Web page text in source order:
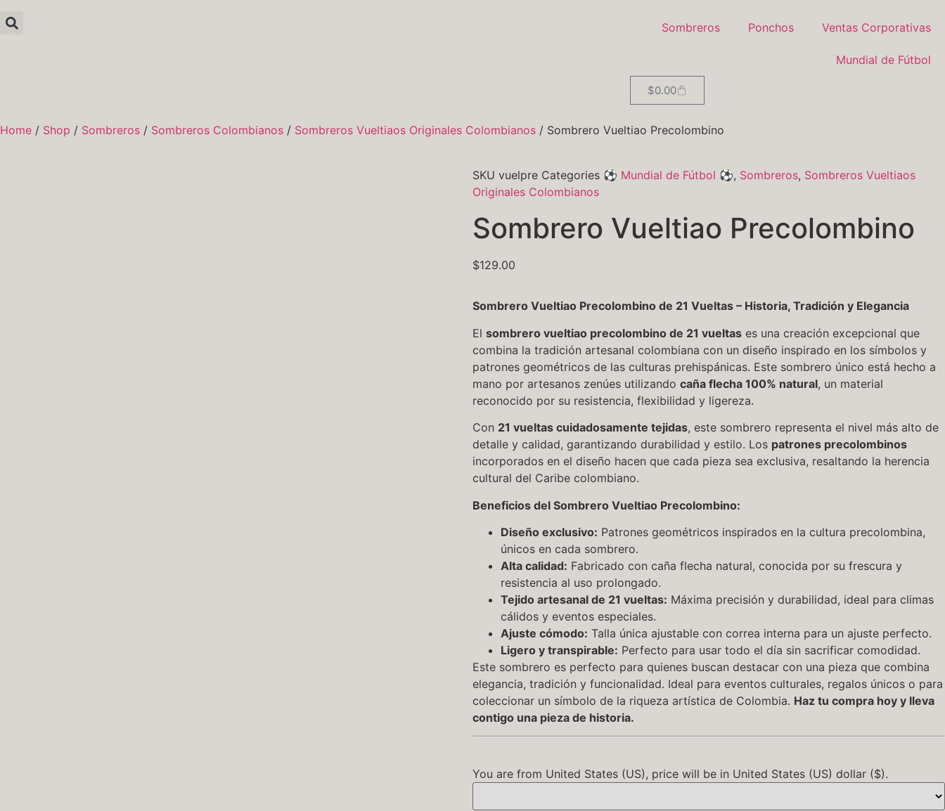
Sombreros Ponchos Ventas Corporativas
Mundial de Fútbol
$0.00
Home / Shop / Sombreros / Sombreros Colombianos / Sombreros Vueltiaos Originales Colombianos / Sombrero Vueltiao Precolombino
SKU vuelpre Categories ⚽ Mundial de Fútbol ⚽, Sombreros, Sombreros Vueltiaos
Originales Colombianos
Sombrero Vueltiao Precolombino
$129.00
Sombrero Vueltiao Precolombino de 21 Vueltas – Historia, Tradición y Elegancia
El sombrero vueltiao precolombino de 21 vueltas es una creación excepcional que
combina la tradición artesanal colombiana con un diseño inspirado en los símbolos y
patrones geométricos de las culturas prehispánicas. Este sombrero único está hecho a
mano por artesanos zenúes utilizando caña flecha 100% natural, un material
reconocido por su resistencia, flexibilidad y ligereza.
Con 21 vueltas cuidadosamente tejidas, este sombrero representa el nivel más alto de
detalle y calidad, garantizando durabilidad y estilo. Los patrones precolombinos
incorporados en el diseño hacen que cada pieza sea exclusiva, resaltando la herencia
cultural del Caribe colombiano.
Beneficios del Sombrero Vueltiao Precolombino:
Diseño exclusivo: Patrones geométricos inspirados en la cultura precolombina,
únicos en cada sombrero.
Alta calidad: Fabricado con caña flecha natural, conocida por su frescura y
resistencia al uso prolongado.
Tejido artesanal de 21 vueltas: Máxima precisión y durabilidad, ideal para climas
cálidos y eventos especiales.
Ajuste cómodo: Talla única ajustable con correa interna para un ajuste perfecto.
Ligero y transpirable: Perfecto para usar todo el día sin sacrificar comodidad.
Este sombrero es perfecto para quienes buscan destacar con una pieza que combina
elegancia, tradición y funcionalidad. Ideal para eventos culturales, regalos únicos o para
coleccionar un símbolo de la riqueza artística de Colombia. Haz tu compra hoy y lleva
contigo una pieza de historia.
You are from United States (US), price will be in United States (US) dollar ($).